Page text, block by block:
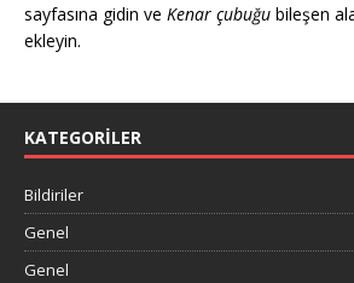
sayfasına gidin ve Kenar çubuğu bileşen
ekleyin.
KATEGORILER
Bildiriler
Genel
Genel